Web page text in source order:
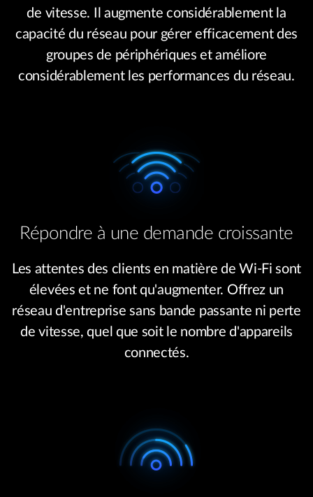
de vitesse. Il augmente considérablement la
capacité du réseau pour gérer efficacement des
groupes de périphériques et améliore
considérablement les performances du réseau.
Répondre à une demande croissante
Les attentes des clients en matière de Wi-Fi sont
élevées et ne font qu'augmenter. Offrez un
réseau d'entreprise sans bande passante ni perte
de vitesse, quel que soit le nombre d'appareils
connectés.